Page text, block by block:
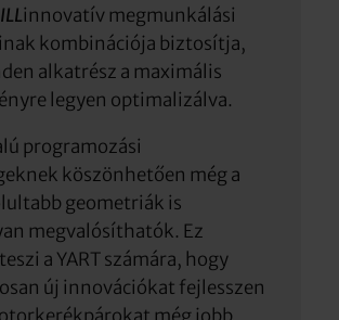
innovatív megmunkálási
kombinációja biztosítja,
alkatrész a maximális
legyen optimalizálva.
programozási
köszönhetően még a
geometriák is
megvalósíthatók. Ez
a YART számára, hogy
új innovációkat fejlesszen
még jobb